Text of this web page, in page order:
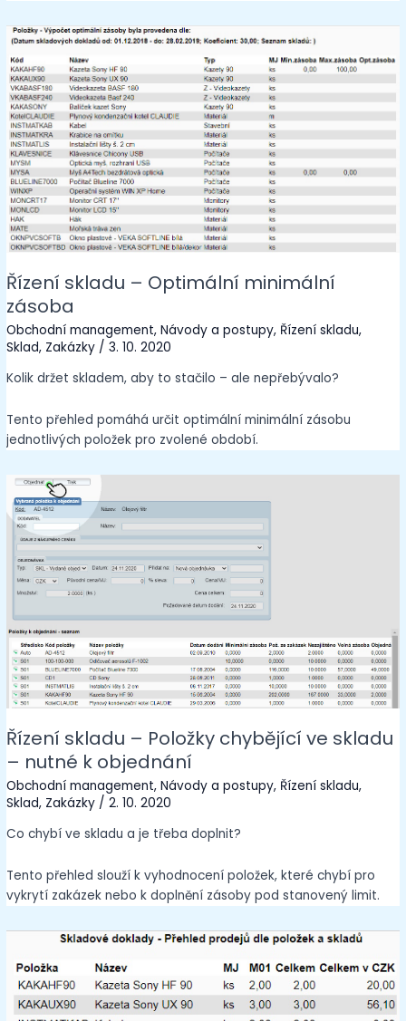
Řízení skladu – Optimální minimální
zásoba
Obchodní management,Návody a postupy, Řízení skladu,
Sklad, Zakázky /3. 10. 2020
Kolik držet skladem, aby to stačilo – ale nepřebývalo?
Tento přehled pomáhá určit optimální minimální zásobu
jednotlivých položek pro zvolené období.
Řízení skladu – Položky chybějící ve skladu
– nutné k objednání
Obchodní management,Návody a postupy, Řízení skladu,
Sklad, Zakázky /2. 10. 2020
Co chybí ve skladu a je třeba doplnit?
Tento přehled slouží k vyhodnocení položek, které chybí pro
vykrytí zakázek nebo k doplnění zásoby pod stanovený limit.